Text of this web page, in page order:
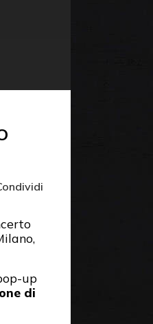
up
di